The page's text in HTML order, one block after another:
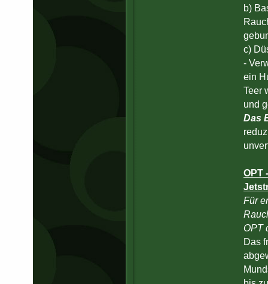
b)
c)
-
ein
Teer
und
Das
OPT
Für
OPT
Das